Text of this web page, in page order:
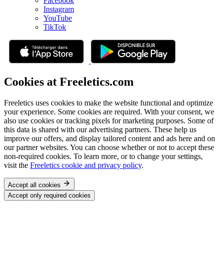
Instagram
YouTube
TikTok
Cookies at Freeletics.com
Freeletics uses cookies to make the website functional and optimize
your experience. Some cookies are required. With your consent, we
also use cookies or tracking pixels for marketing purposes. Some of
this data is shared with our advertising partners. These help us
improve our offers, and display tailored content and ads here and on
our partner websites. You can choose whether or not to accept these
non-required cookies. To learn more, or to change your settings,
visit the Freeletics cookie and privacy policy.
Accept all cookies
Accept only required cookies